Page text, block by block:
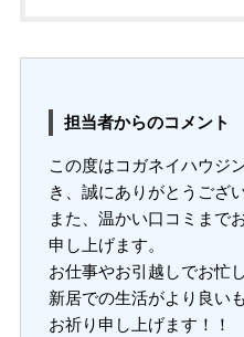
担当者からのコメント
この度はコガネイハウジ
き、誠にありがとうござ
また、温かい口コミまで
申し上げます。
お仕事やお引越しでお忙
新居での生活がより良い
お祈り申し上げます！！